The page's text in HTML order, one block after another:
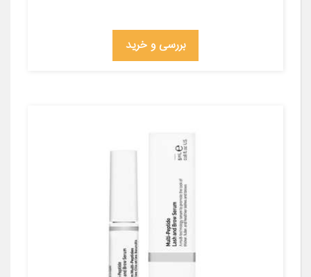
بررسی و خرید